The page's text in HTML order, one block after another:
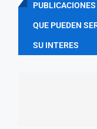
PUBLICACIONES
QUE PUEDEN
SU INTERES